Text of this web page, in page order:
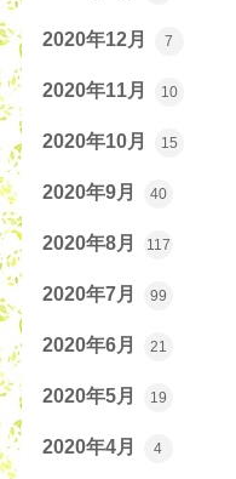
2020年12月 7
2020年11月 10
2020年10月 15
2020年9月 40
2020年8月 117
2020年7月 99
2020年6月 21
2020年5月 19
2020年4月 4